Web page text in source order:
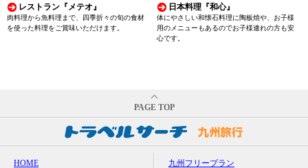
レストラン『メテオ』
肉料理から魚料理まで、四季折々の旬の食材
を使った料理をご賞味いただけます。
日本料理『和心』
体にやさしい和懐石料理に陶板焼や、お子様
用のメニューもあるのでお子様連れの方も安
心です。
PAGE TOP
HOME 九州フリープラン